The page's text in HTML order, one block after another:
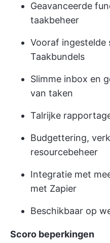
Geavanceerde
taakbeheer
Vooraf ingestelde
Taakbundels
Slimme inbox en
van taken
Talrijke
Budgettering,
resourcebeheer
Integratie met
met Zapier
Beschikbaar op
Scoro beperkingen